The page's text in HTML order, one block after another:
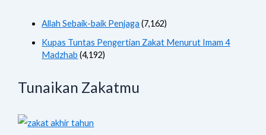
Allah Sebaik-baik Penjaga (7,162)
Kupas Tuntas Pengertian Zakat Menurut Imam 4
Madzhab (4,192)
Tunaikan Zakatmu